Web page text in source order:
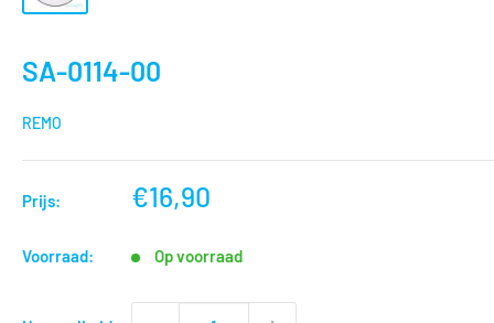
SA-0114-00
REMO
Prijs:
nu
€16,90
Voorraad: Op voorraad